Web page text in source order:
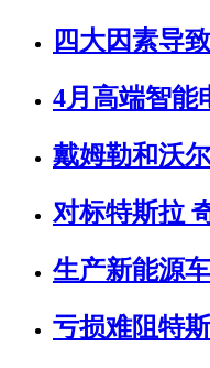
四大因素导
4月高端智能
戴姆勒和沃
对标特斯拉
生产新能源
亏损难阻特